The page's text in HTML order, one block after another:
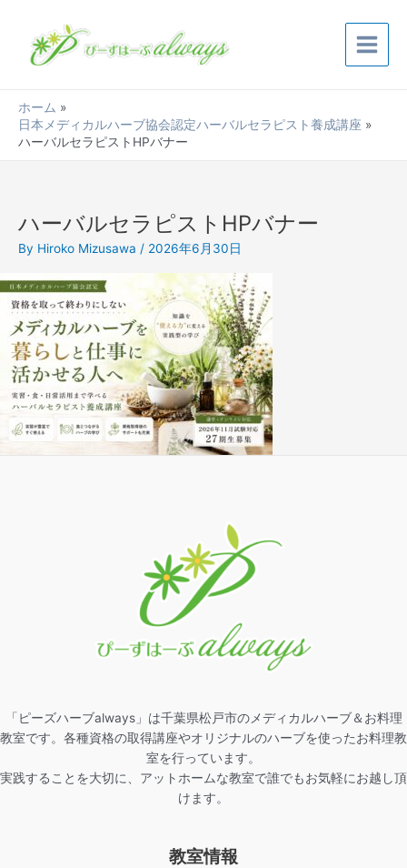
Menu
ホーム
日本メディカルハーブ協会認定ハーバルセラピスト養成講座
ハーバルセラピストHPバナー
ハーバルセラピストHPバナー
By Hiroko Mizusawa / 2026年6月30日
「ピーズハーブalways」は千葉県松戸市のメディカルハーブ＆お料理
教室です。各種資格の取得講座やオリジナルのハーブを使ったお料理教
室を行っています。
実践することを大切に、アットホームな教室で誰でもお気軽にお越し頂
けます。
教室情報